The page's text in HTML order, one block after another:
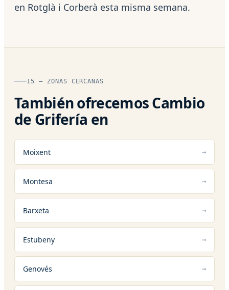
en Rotglà i Corberà esta misma semana.
15 — ZONAS CERCANAS
También ofrecemos Cambio
de Grifería en
Moixent
Montesa
Barxeta
Estubeny
Genovés